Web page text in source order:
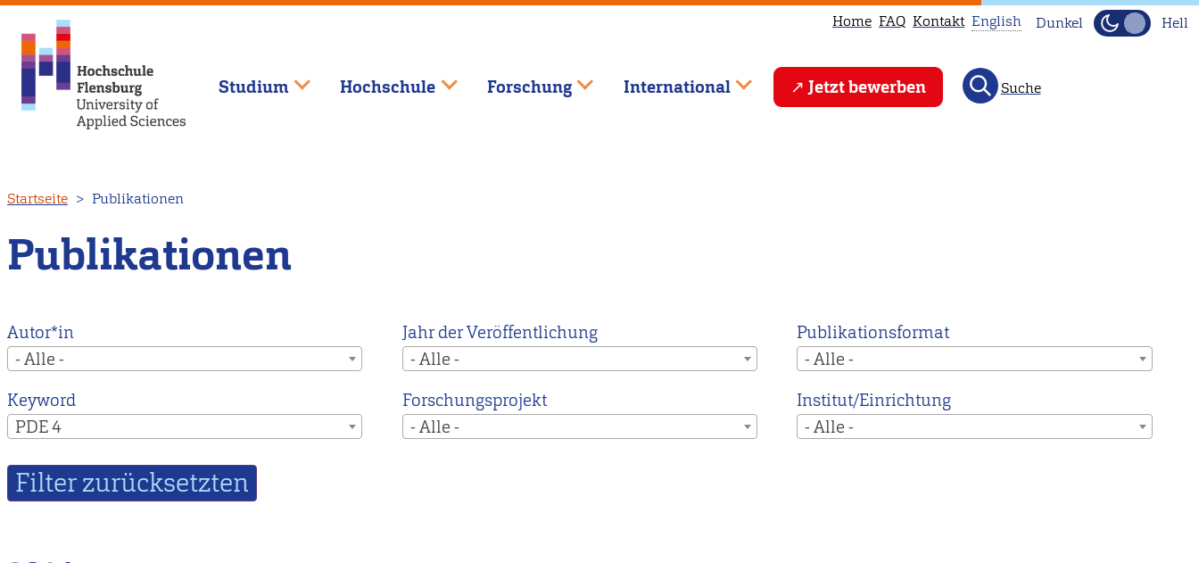
zum
Inhalt
Home FAQ Kontakt
This
page
main
page
English Dunkel Hell
Studium Hochschule Forschung International Jetzt bewerben Suche
Startseite Publikationen
Publikationen
Autor*in
- Alle -
Jahr der Veröffentlichung
- Alle -
Publikationsformat
- Alle -
Keyword
PDE 4
Forschungsprojekt
- Alle -
Institut/Einrichtung
- Alle -